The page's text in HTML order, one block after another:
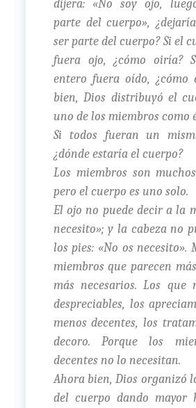
dijera: «No soy ojo,
parte del cuerpo»,
ser parte del cuerpo? Si el
fuera ojo, ¿cómo oiría?
entero fuera oído, ¿cómo
bien, Dios distribuyó el
uno de los miembros como
Si todos fueran un
¿dónde estaría el cuerpo?
Los miembros son
pero el cuerpo es uno solo.
El ojo no puede decir a la
necesito»; y la cabeza no
los pies: «No os necesito».
miembros que parecen
más necesarios. Los que
despreciables, los
menos decentes, los
decoro. Porque los
decentes no lo necesitan.
Ahora bien, Dios organizó
del cuerpo dando mayor